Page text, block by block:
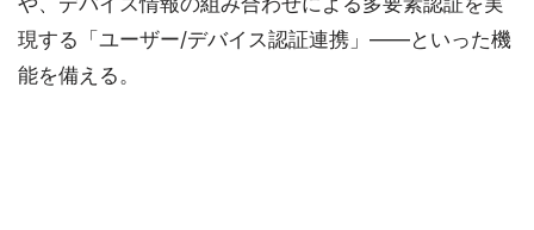
現する「ユーザー/デバイス認証連携」——といった機
能を備える。